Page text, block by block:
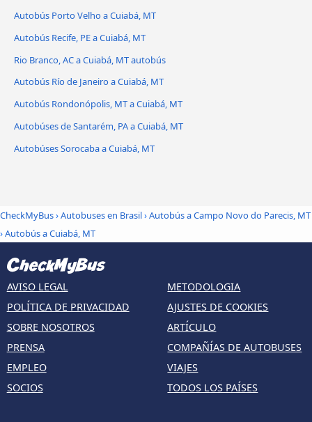
Autobús Porto Velho a Cuiabá, MT
Autobús Recife, PE a Cuiabá, MT
Rio Branco, AC a Cuiabá, MT autobús
Autobús Río de Janeiro a Cuiabá, MT
Autobús Rondonópolis, MT a Cuiabá, MT
Autobúses de Santarém, PA a Cuiabá, MT
Autobúses Sorocaba a Cuiabá, MT
CheckMyBus›Autobuses en Brasil›Autobús a Campo Novo do Parecis, MT
›Autobús a Cuiabá, MT
AVISO LEGAL
POLÍTICA DE PRIVACIDAD
SOBRE NOSOTROS
PRENSA
EMPLEO
SOCIOS
METODOLOGIA
AJUSTES DE COOKIES
ARTÍCULO
COMPAÑÍAS DE AUTOBUSES
VIAJES
TODOS LOS PAÍSES